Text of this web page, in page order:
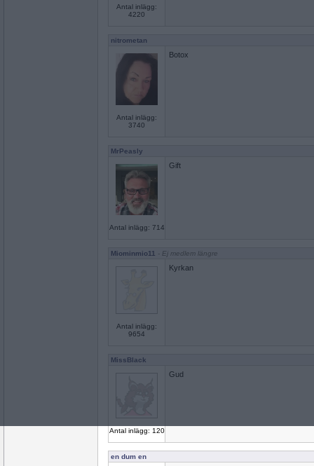
Antal inlägg:
4220
nitrometan
Antal inlägg:
3740
Botox
MrPeasly
Antal inlägg: 714
Gift
Miominmio11 - Ej medlem längre
Antal inlägg:
9654
Kyrkan
MissBlack
Antal inlägg: 120
Gud
en dum en